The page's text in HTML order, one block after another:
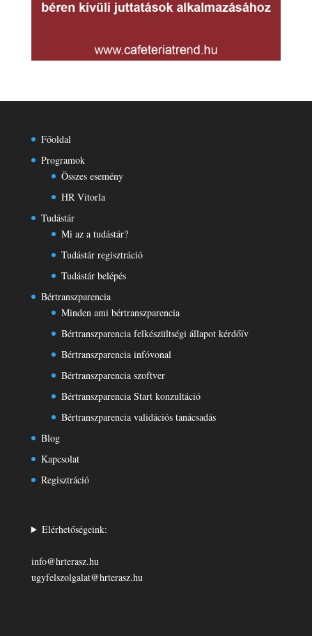
Főoldal
Programok
Összes esemény
HR Vitorla
Tudástár
Mi az a tudástár?
Tudástár regisztráció
Tudástár belépés
Bértranszparencia
Minden ami bértranszparencia
Bértranszparencia felkészültségi állapot kérdőív
Bértranszparencia infóvonal
Bértranszparencia szoftver
Bértranszparencia Start konzultáció
Bértranszparencia validációs tanácsadás
Blog
Kapcsolat
Regisztráció
Elérhetőségeink:
info@hrterasz.hu
ugyfelszolgalat@hrterasz.hu